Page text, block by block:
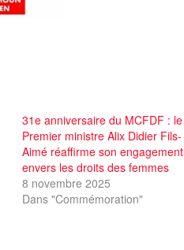
31e anniversaire du MCFDF : le
Premier ministre Alix Didier Fils-
Aimé réaffirme son engagement
envers les droits des femmes
8 novembre 2025
Dans "Commémoration"